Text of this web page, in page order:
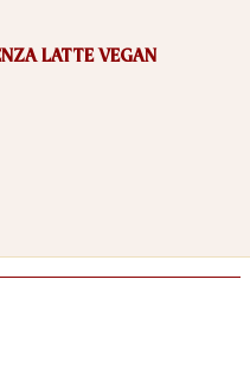
LATTE VEGAN